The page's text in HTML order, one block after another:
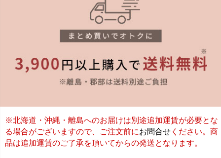
※北海道・沖縄・離島へのお届けは別途追加運賃が必要とな
る場合がございますので、ご注文前にお問合せ ください。商
品は追加運賃のご了承を頂いてからの発送となります。